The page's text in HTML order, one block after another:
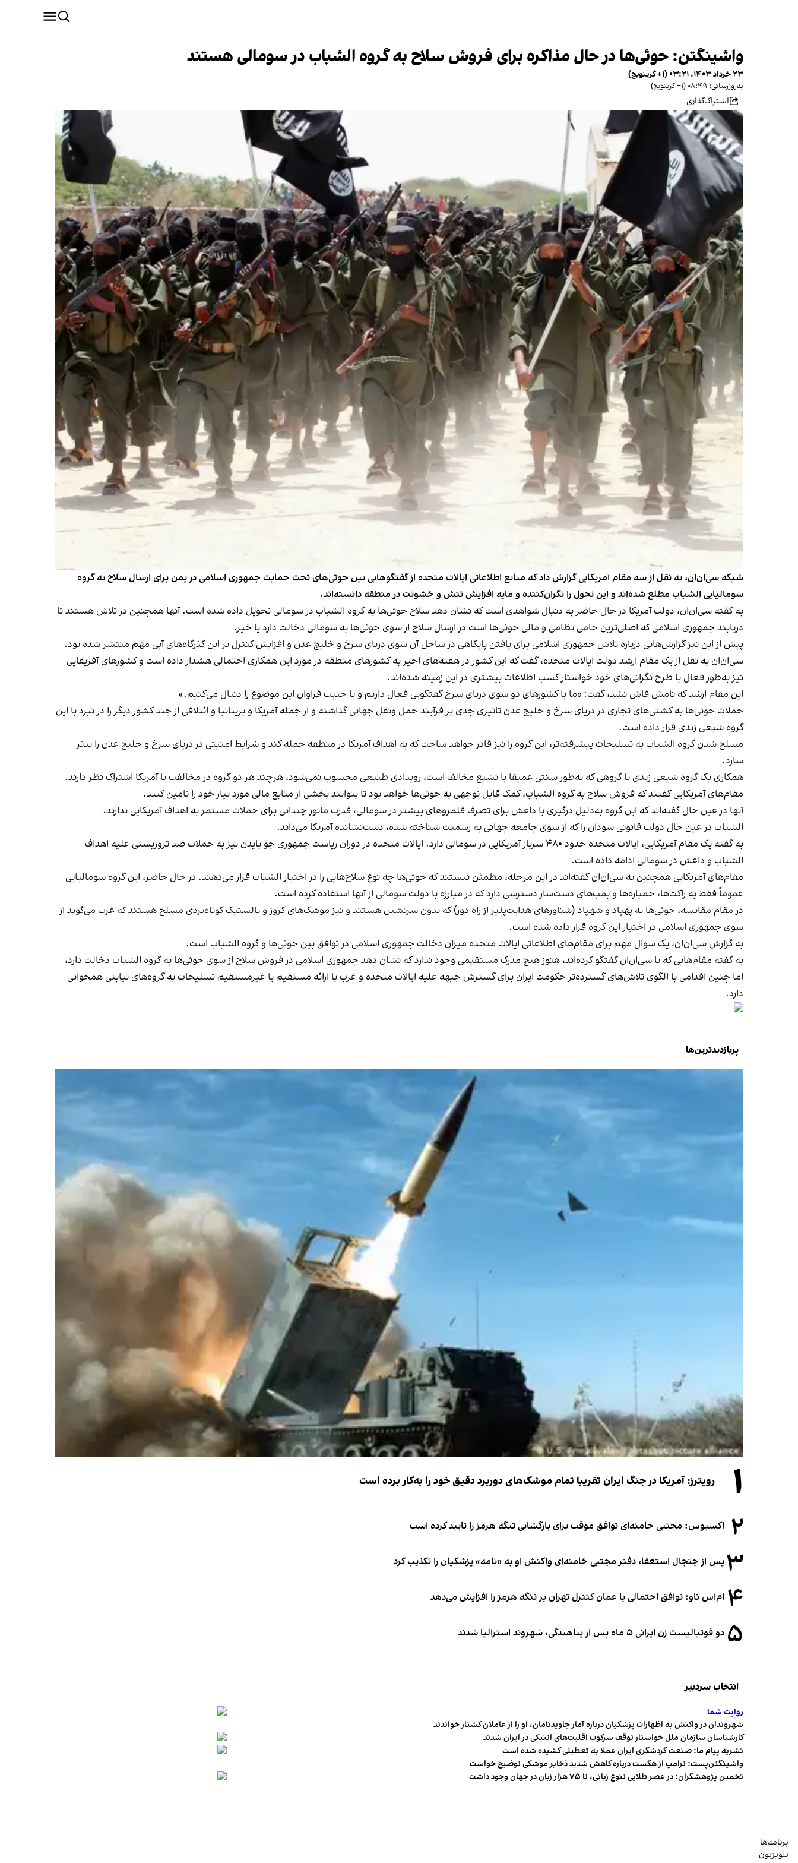
واشینگتن: حوثی‌ها در حال مذاکره برای فروش سلاح به گروه الشباب در سومالی هستند
۲۳ خرداد ۱۴۰۳، ۰۳:۲۱ (‎+۱ گرینویچ)
به‌روزرسانی: ۰۸:۴۹ (‎+۱ گرینویچ)
اشتراک‌گذاری
شبکه سی‌ان‌ان، به نقل از سه مقام آمریکایی گزارش داد که منابع اطلاعاتی ایالات متحده از گفتگوهایی بین حوثی‌های تحت حمایت جمهوری اسلامی در یمن برای ارسال سلاح به گروه
سومالیایی الشباب مطلع شده‌اند و این تحول را نگران‌کننده و مایه افزایش تنش و خشونت در منطقه دانسته‌اند.
به گفته سی‌ان‌ان، دولت آمریکا در حال حاضر به دنبال شواهدی است که نشان دهد سلاح حوثی‌ها به گروه الشباب در سومالی تحویل داده شده است. آنها همچنین در تلاش هستند تا
دریابند جمهوری اسلامی که اصلی‌ترین حامی نظامی و مالی حوثی‌ها است در ارسال سلاح از سوی حوثی‌ها به سومالی دخالت دارد یا خیر.
پیش از این نیز گزارش‌هایی درباره تلاش جمهوری اسلامی برای یافتن پایگاهی در ساحل آن سوی دریای سرخ و خلیج عدن و افزایش کنترل بر این گذرگاه‌های آبی مهم منتشر شده بود.
سی‌ان‌ان به نقل از یک مقام ارشد دولت ایالات متحده، گفت که این کشور در هفته‌های اخیر به کشورهای منطقه در مورد این همکاری احتمالی هشدار داده است و کشورهای آفریقایی
نیز به‌طور فعال با طرح نگرانی‌های خود خواستار کسب اطلاعات بیشتری در این زمینه شده‌اند.
این مقام ارشد که نامش فاش نشد، گفت: «ما با کشورهای دو سوی دریای سرخ گفتگویی فعال داریم و با جدیت فراوان این موضوع را دنبال می‌کنیم.»
حملات حوثی‌ها به کشتی‌های تجاری در دریای سرخ و خلیج عدن تاثیری جدی بر فرآیند حمل ونقل جهانی گذاشته و از جمله آمریکا و بریتانیا و ائتلافی از چند کشور دیگر را در نبرد با این
گروه شیعی زیدی قرار داده است.
مسلح شدن گروه الشباب به تسلیحات پیشرفته‌تر، این گروه را نیز قادر خواهد ساخت که به اهداف آمریکا در منطقه حمله کند و شرایط امنیتی در دریای سرخ و خلیج عدن را بدتر
سازد.
همکاری یک گروه شیعی زیدی با گروهی که به‌طور سنتی عمیقا با تشیع مخالف است، رویدادی طبیعی محسوب نمی‌شود، هرچند هر دو گروه در مخالفت با آمریکا اشتراک نظر دارند.
مقام‌های آمریکایی گفتند که فروش سلاح به گروه الشباب، کمک قابل توجهی به حوثی‌ها خواهد بود تا بتوانند بخشی از منابع مالی مورد نیاز خود را تامین کنند.
آنها در عین حال گفته‌اند که این گروه به‌دلیل درگیری با داعش برای تصرف قلمروهای بیشتر در سومالی، قدرت مانور چندانی برای حملات مستمر به اهداف آمریکایی ندارند.
الشباب در عین حال دولت قانونی سودان را که از سوی جامعه جهانی به رسمیت شناخته شده، دست‌نشانده آمریکا می‌داند.
به گفته یک مقام آمریکایی، ایالات متحده حدود ۴۸۰ سرباز آمریکایی در سومالی دارد. ایالات متحده در دوران ریاست جمهوری جو بایدن نیز به حملات ضد تروریستی علیه اهداف
الشباب و داعش در سومالی ادامه داده است.
مقام‌های آمریکایی همچنین به سی‌ان‌ان گفته‌اند در این مرحله، مطمئن نیستند که حوثی‌ها چه نوع سلاح‌هایی را در اختیار الشباب قرار می‌دهند. در حال حاضر، این گروه سومالیایی
عموماً فقط به راکت‌ها، خمپاره‌ها و بمب‌های دست‌ساز دسترسی دارد که در مبارزه با دولت سومالی از آنها استفاده کرده است.
در مقام مقایسه، حوثی‌ها به پهپاد و شهپاد (شناورهای هدایت‌پذیر از راه دور) که بدون سرنشین هستند و نیز موشک‌های کروز و بالستیک کوتاه‌بردی مسلح هستند که غرب می‌گوید از
سوی جمهوری اسلامی در اختیار این گروه قرار داده شده است.
به گزارش سی‌ان‌ان، یک سوال مهم برای مقام‌های اطلاعاتی ایالات متحده میزان دخالت جمهوری اسلامی در توافق بین حوثی‌ها و گروه الشباب است.
به گفته مقام‌هایی که با سی‌ان‌ان گفتگو کرده‌اند، هنوز هیچ مدرک مستقیمی وجود ندارد که نشان دهد جمهوری اسلامی در فروش سلاح از سوی حوثی‌ها به گروه الشباب دخالت دارد،
اما چنین اقدامی با الگوی تلاش‌های گسترده‌تر حکومت ایران برای گسترش جبهه علیه ایالات متحده و غرب با ارائه مستقیم یا غیرمستقیم تسلیحات به گروه‌های نیابتی همخوانی
دارد.
پربازدیدترین‌ها
۱ رویترز: آمریکا در جنگ ایران تقریبا تمام موشک‌های دوربرد دقیق خود را به‌کار برده است
۲ اکسیوس: مجتبی خامنه‌ای توافق موقت برای بازگشایی تنگه هرمز را تایید کرده است
۳پس از جنجال استعفا، دفتر مجتبی خامنه‌ای واکنش او به «نامه» پزشکیان را تکذیب کرد
۴ ام‌اس ناو: توافق احتمالی با عمان کنترل تهران بر تنگه هرمز را افزایش می‌دهد
۵ دو فوتبالیست زن ایرانی ۵ ماه پس از پناهندگی، شهروند استرالیا شدند
انتخاب سردبیر
روایت شما
شهروندان در واکنش به اظهارات پزشکیان درباره آمار جاویدنامان، او را از عاملان کشتار خواندند
کارشناسان سازمان ملل خواستار توقف سرکوب اقلیت‌های اتنیکی در ایران شدند
نشریه پیام ما: صنعت گردشگری ایران عملا به تعطیلی کشیده شده است
واشینگتن‌پست: ترامپ از هگست درباره کاهش شدید ذخایر موشکی توضیح خواست
تخمین پژوهشگران: در عصر طلایی تنوع زبانی، تا ۷۵ هزار زبان در جهان وجود داشت
برنامه‌ها
تلویزیون